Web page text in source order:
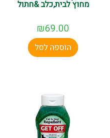
מחוץ לבית,כלב &חתול
₪69.00
הוספה לסל